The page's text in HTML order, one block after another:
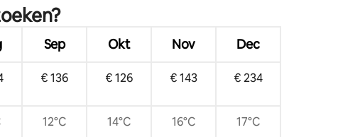
Sep Okt Nov Dec
€ 136 € 126 € 143 € 234
12°C 14°C 16°C 17°C